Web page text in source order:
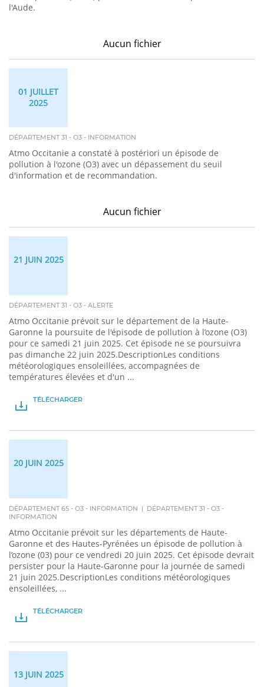
l'Aude.
Aucun fichier
01 JUILLET
2025
DÉPARTEMENT 31 - O3 - INFORMATION
Atmo Occitanie a constaté à postériori un épisode de
pollution à l'ozone (O3) avec un dépassement du seuil
d'information et de recommandation.
Aucun fichier
21 JUIN 2025
DÉPARTEMENT 31 - O3 - ALERTE
Atmo Occitanie prévoit sur le département de la Haute-
Garonne la poursuite de l'épisode de pollution à l’ozone (O3)
pour ce samedi 21 juin 2025. Cet épisode ne se poursuivra
pas dimanche 22 juin 2025.DescriptionLes conditions
météorologiques ensoleillées, accompagnées de
températures élevées et d'un ...
TÉLÉCHARGER
20 JUIN 2025
DÉPARTEMENT 65 - O3 - INFORMATION | DÉPARTEMENT 31 - O3 -
INFORMATION
Atmo Occitanie prévoit sur les départements de Haute-
Garonne et des Hautes-Pyrénées un épisode de pollution à
l’ozone (03) pour ce vendredi 20 juin 2025. Cet épisode devrait
persister pour la Haute-Garonne pour la journée de samedi
21 juin 2025.DescriptionLes conditions météorologiques
ensoleillées, ...
TÉLÉCHARGER
13 JUIN 2025